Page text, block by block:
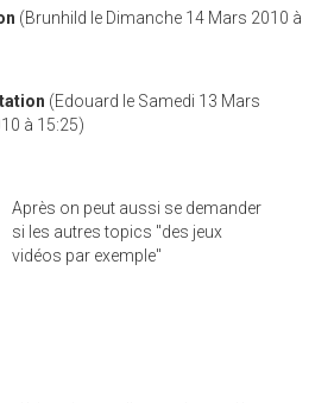
(Brunhild le Dimanche 14 Mars 2010 à
(Edouard le Samedi 13 Mars
à 15:25)
Après on peut aussi se demander
si les autres topics "des jeux
vidéos par exemple"